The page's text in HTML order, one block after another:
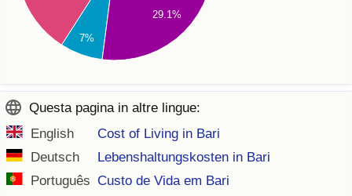
7%
29.1%
Questa pagina in altre lingue:
English
Cost of Living in Bari
Deutsch
Lebenshaltungskosten in Bari
Português Custo de Vida em Bari